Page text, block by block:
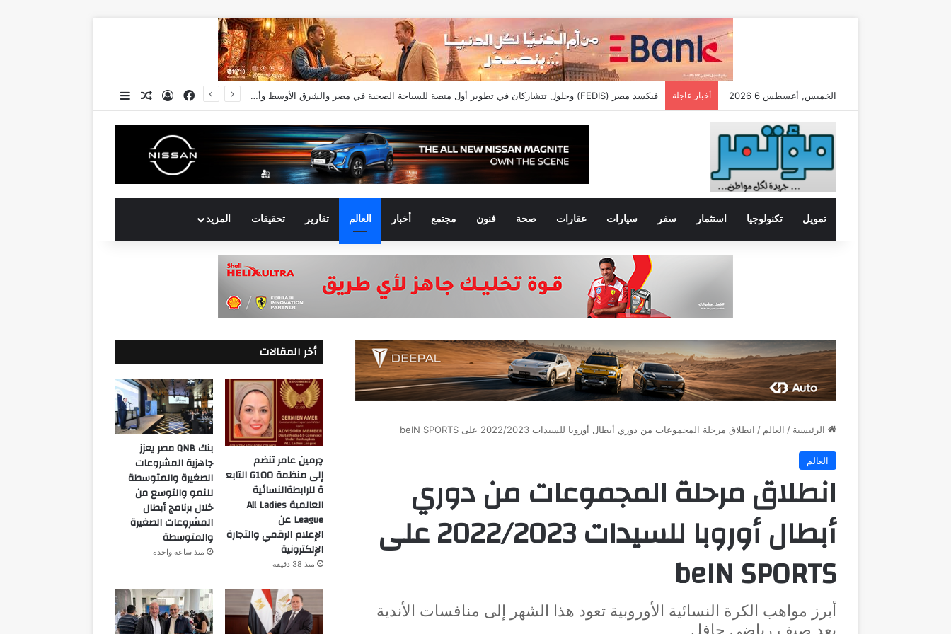
الخميس, أغسطس 6 2026 أخبار عاجلة چرمين عامر تنضم إلى منظمة G100 التابعة للرابطةالنسائية العالمية All Ladies League عن الإعلام الرقمي والتجارة الإلكترونية فيسبوكتسجيل الدخول
مقال عشوائي
إضافة عمود جانبي
تمويل تكنولوجيا استثمار سفر سيارات عقارات صحة فنون مجتمع أخبار العالم تقارير تحقيقات المزيد
الرئيسية / العالم / انطلاق مرحلة المجموعات من دوري أبطال أوروبا للسيدات 2022/2023 على beIN SPORTS
العالم
انطلاق مرحلة المجموعات من دوري
أبطال أوروبا للسيدات 2022/2023 على
beIN SPORTS
أبرز مواهب الكرة النسائية الأوروبية تعود هذا الشهر إلى منافسات الأندية
بعد صيف رياضي حافل
أخر المقالات
چرمين عامر تنضم
إلى منظمة G100 التابع
ة للرابطةالنسائية
العالمية All Ladies
League عن
الإعلام الرقمي والتجارة
الإلكترونية
منذ 38 دقيقة
بنك QNB مصر يعزز
جاهزية المشروعات
الصغيرة والمتوسطة
للنمو والتوسع من
خلال برنامج أبطال
المشروعات الصغيرة
والمتوسطة
منذ ساعة واحدة